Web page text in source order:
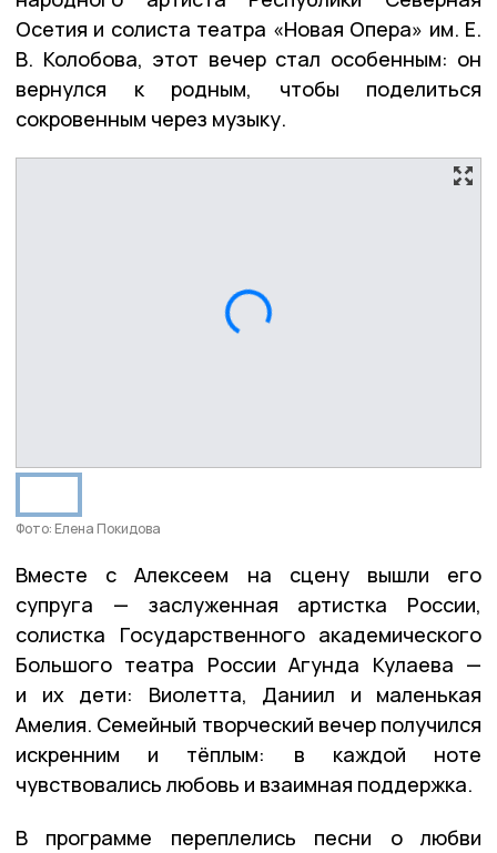
Осетия и солиста театра «Новая Опера» им. Е.
В. Колобова, этот вечер стал особенным: он
вернулся к родным, чтобы поделиться
сокровенным через музыку.
Фото: Елена Покидова
Вместе с Алексеем на сцену вышли его
супруга — заслуженная артистка России,
солистка Государственного академического
Большого театра России Агунда Кулаева —
и их дети: Виолетта, Даниил и маленькая
Амелия. Семейный творческий вечер получился
искренним и тёплым: в каждой ноте
чувствовались любовь и взаимная поддержка.
В программе переплелись песни о любви